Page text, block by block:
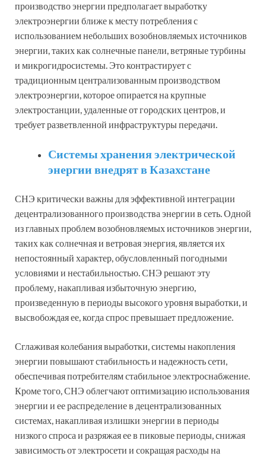
производство энергии предполагает выработку
электроэнергии ближе к месту потребления с
использованием небольших возобновляемых источников
энергии, таких как солнечные панели, ветряные турбины
и микрогидросистемы. Это контрастирует с
традиционным централизованным производством
электроэнергии, которое опирается на крупные
электростанции, удаленные от городских центров, и
требует разветвленной инфраструктуры передачи.
Системы хранения электрической
энергии внедрят в Казахстане
СНЭ критически важны для эффективной интеграции
децентрализованного производства энергии в сеть. Одной
из главных проблем возобновляемых источников энергии,
таких как солнечная и ветровая энергия, является их
непостоянный характер, обусловленный погодными
условиями и нестабильностью. СНЭ решают эту
проблему, накапливая избыточную энергию,
произведенную в периоды высокого уровня выработки, и
высвобождая ее, когда спрос превышает предложение.
Сглаживая колебания выработки, системы накопления
энергии повышают стабильность и надежность сети,
обеспечивая потребителям стабильное электроснабжение.
Кроме того, СНЭ облегчают оптимизацию использования
энергии и ее распределение в децентрализованных
системах, накапливая излишки энергии в периоды
низкого спроса и разряжая ее в пиковые периоды, снижая
зависимость от электросети и сокращая расходы на